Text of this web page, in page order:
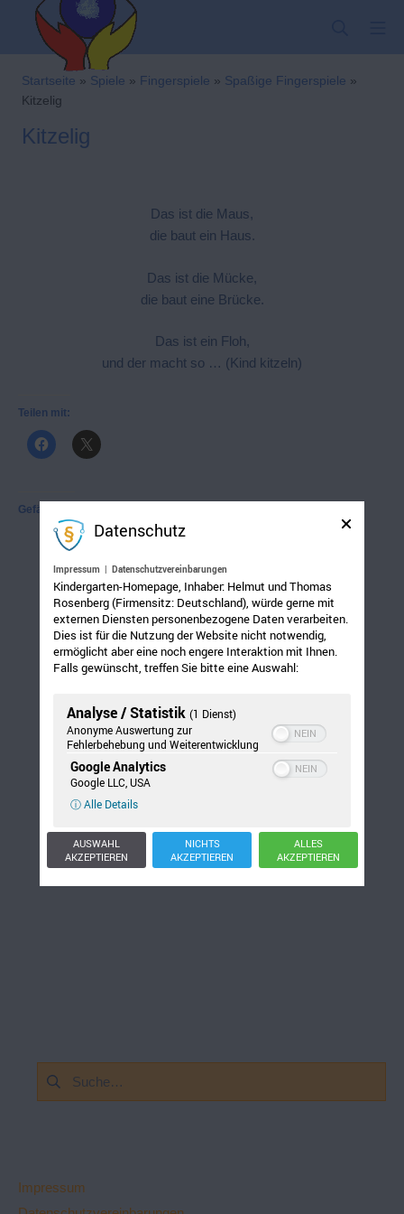
springen
Kindergarten-
Startseite » Spiele » Fingerspiele » Spaßige Fingerspiele »
Kitzelig
Kitzelig
Das ist die Maus,
die baut ein Haus.
Das ist die Mücke,
die baut eine Brücke.
Das ist ein Floh,
und der macht so … (Kind kitzeln)
Teilen mit:
Gefällt mir:
Suchen
nach:
Impressum
Datenschutz
Impressum | Datenschutzvereinbarungen
Kindergarten-Homepage, Inhaber: Helmut und Thomas
Rosenberg (Firmensitz: Deutschland), würde gerne mit
externen Diensten personenbezogene Daten verarbeiten.
Dies ist für die Nutzung der Website nicht notwendig,
ermöglicht aber eine noch engere Interaktion mit Ihnen.
Falls gewünscht, treffen Sie bitte eine Auswahl:
Analyse / Statistik (1 Dienst)
Anonyme Auswertung zur
Fehlerbehebung und Weiterentwicklung
Google Analytics
Google LLC, USA
ⓘ Alle Details
AUSWAHL
AKZEPTIEREN
NICHTS
AKZEPTIEREN
ALLES
AKZEPTIEREN